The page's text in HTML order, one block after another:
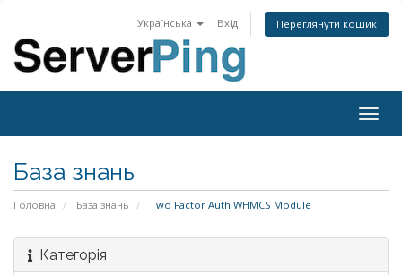
Українська Вхід Переглянути кошик
База знань
Головна База знань Two Factor Auth WHMCS Module
Категорія